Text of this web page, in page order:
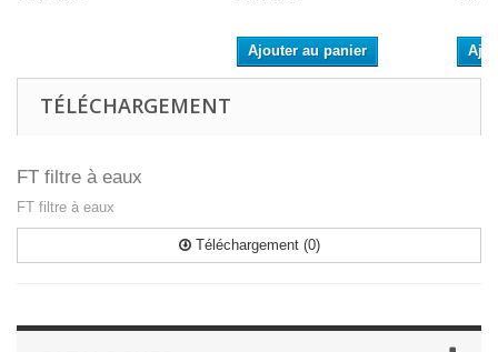
Ajouter au panier
TÉLÉCHARGEMENT
FT filtre à eaux
FT filtre à eaux
Téléchargement (0)